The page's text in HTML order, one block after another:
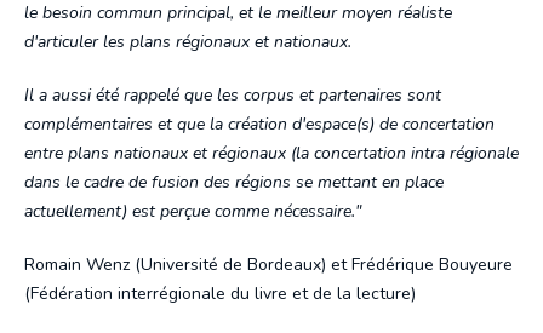
le besoin commun principal, et le meilleur moyen réaliste
d'articuler les plans régionaux et nationaux.
Il a aussi été rappelé que les corpus et partenaires sont
complémentaires et que la création d'espace(s) de concertation
entre plans nationaux et régionaux (la concertation intra régionale
dans le cadre de fusion des régions se mettant en place
actuellement) est perçue comme nécessaire."
Romain Wenz (Université de Bordeaux) et Frédérique Bouyeure
(Fédération interrégionale du livre et de la lecture)